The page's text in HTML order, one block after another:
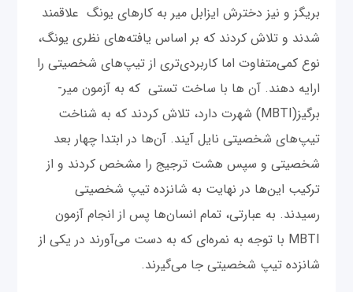
بریگز و نیز دخترش ایزابل میر به کارهای یونگ علاقمند
شدند و تلاش کردند که بر اساس یافته‌های نظری یونگ،
نوع کمی‌متفاوت اما کاربردی‌تری از تیپ‌های شخصیتی را
ارایه دهند. آن ها با ساخت تستی که به آزمون میر-
برگیز(MBTI) شهرت دارد، تلاش کردند که به شناخت
تیپ‌های شخصیتی نایل آیند. آن‌ها در ابتدا چهار بعد
شخصیتی و سپس هشت ترجیج را مشخص کردند و از
ترکیب این‌ها در نهایت به شانزده تیپ شخصیتی
رسیدند. به عبارتی، تمام انسان‌ها پس از انجام آزمون
MBTI با توجه به نمره‌ای که به دست می‌آورند در یکی از
شانزده تیپ شخصیتی جا می‌گیرند.